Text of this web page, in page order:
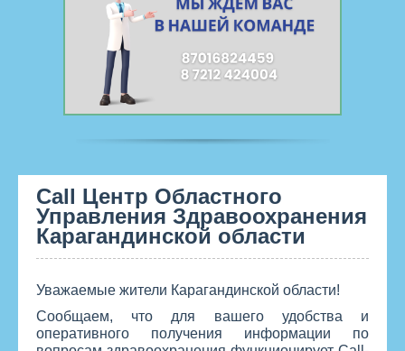
Call Центр Областного
Управления Здравоохранения
Карагандинской области
Уважаемые жители Карагандинской области!
Сообщаем, что для вашего удобства и
оперативного получения информации по